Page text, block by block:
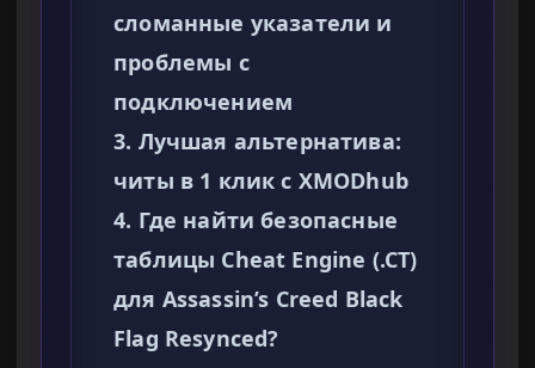
сломанные указатели и
проблемы с
подключением
3. Лучшая альтернатива:
читы в 1 клик с XMODhub
4. Где найти безопасные
таблицы Cheat Engine (.CT)
для Assassin’s Creed Black
Flag Resynced?